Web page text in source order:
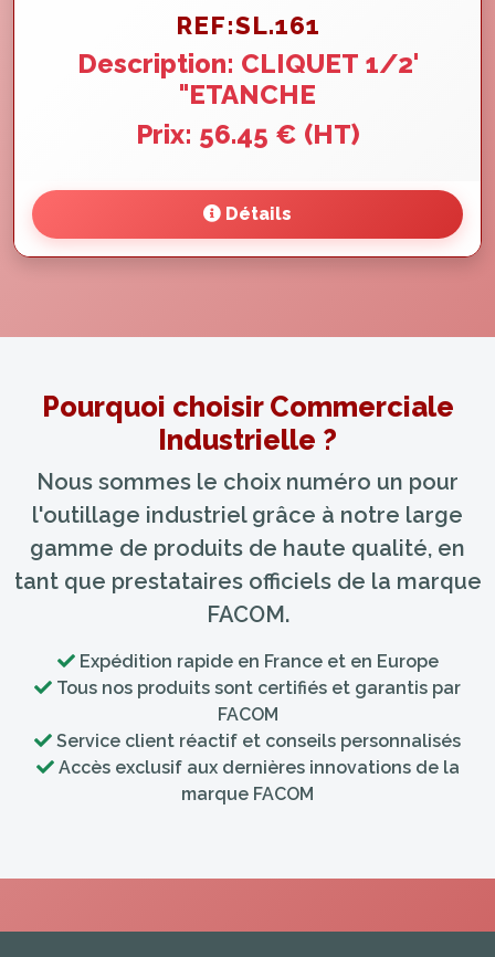
REF:SL.161
Description: CLIQUET 1/2'
"ETANCHE
Prix: 56.45 € (HT)
Détails
Pourquoi choisir Commerciale
Industrielle ?
Nous sommes le choix numéro un pour
l'outillage industriel grâce à notre large
gamme de produits de haute qualité, en
tant que prestataires officiels de la marque
FACOM.
Expédition rapide en France et en Europe
Tous nos produits sont certifiés et garantis par
FACOM
Service client réactif et conseils personnalisés
Accès exclusif aux dernières innovations de la
marque FACOM